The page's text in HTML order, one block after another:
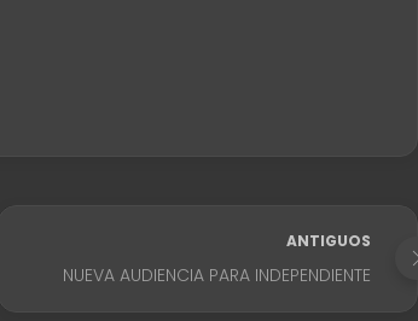
ANTIGUOS
NUEVA AUDIENCIA PARA INDEPENDIENTE